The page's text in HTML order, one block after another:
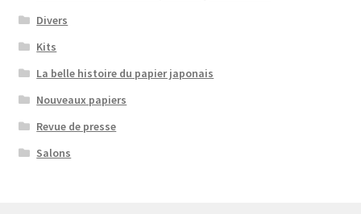
Divers
Kits
La belle histoire du papier japonais
Nouveaux papiers
Revue de presse
Salons